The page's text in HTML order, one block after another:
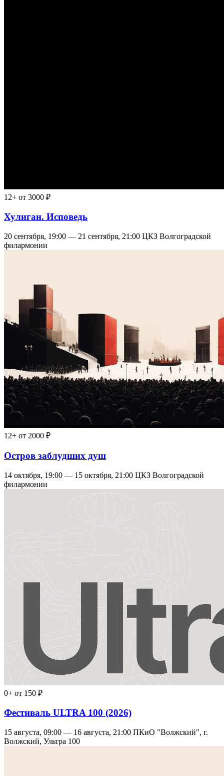
12+ от 3000 ₽
Хулиган. Исповедь
20 сентября, 19:00 — 21 сентября, 21:00 ЦКЗ Волгоградской
филармонии
12+ от 2000 ₽
Остров заблудших душ
14 октября, 19:00 — 15 октября, 21:00 ЦКЗ Волгоградской
филармонии
0+ от 150 ₽
Фестиваль ULTRA 100 (2026)
15 августа, 09:00 — 16 августа, 21:00 ПКиО "Волжский", г.
Волжский, Ультра 100